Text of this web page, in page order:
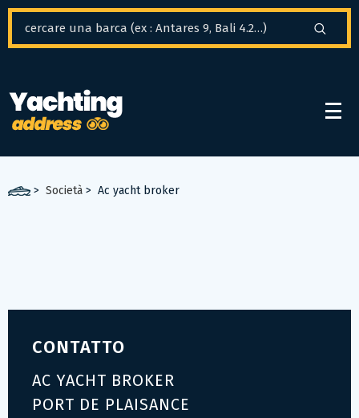
> Società > Ac yacht broker
CONTATTO
AC YACHT BROKER
PORT DE PLAISANCE
Pannello di gestione dei cookies